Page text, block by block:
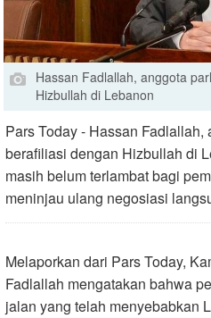
Hassan Fadlallah, anggota
Hizbullah di Lebanon
Pars Today - Hassan Fadlallah,
berafiliasi dengan Hizbullah di
masih belum terlambat bagi
meninjau ulang negosiasi
Melaporkan dari Pars Today,
Fadlallah mengatakan bahwa
jalan yang telah menyebabkan